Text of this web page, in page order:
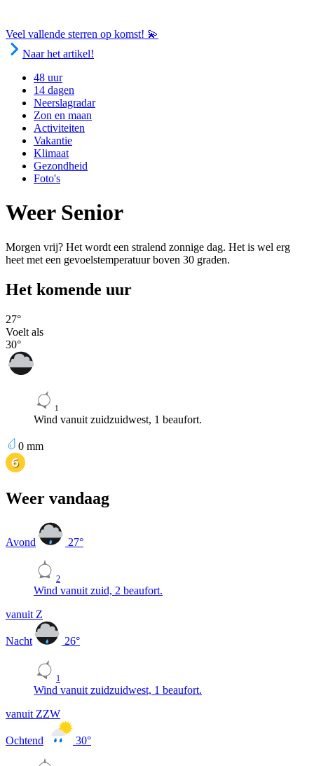
Veel vallende sterren op komst! 💫
Naar het artikel!
48 uur
14 dagen
Neerslagradar
Zon en maan
Activiteiten
Vakantie
Klimaat
Gezondheid
Foto's
Weer Senior
Morgen vrij? Het wordt een stralend zonnige dag. Het is wel erg
heet met een gevoelstemperatuur boven 30 graden.
Het komende uur
27°
Voelt als
30°
1
Wind vanuit zuidzuidwest, 1 beaufort.
0 mm
Weer vandaag
Avond 27°
2
Wind vanuit zuid, 2 beaufort.
vanuit Z
Nacht 26°
1
Wind vanuit zuidzuidwest, 1 beaufort.
vanuit ZZW
Ochtend 30°